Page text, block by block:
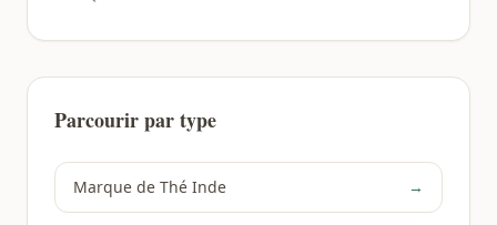
Parcourir par type
Marque de Thé Inde →